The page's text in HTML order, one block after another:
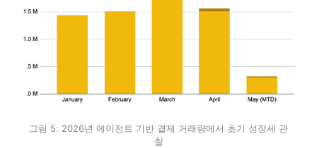
그림 5: 2026년 에이전트 기반 결제 거래량에서 초기 성장세 관
찰